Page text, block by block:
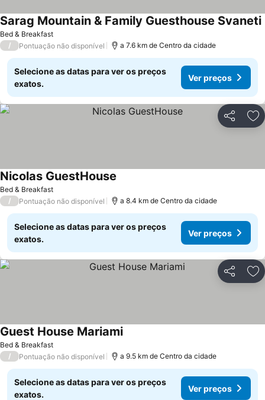
Bed & Breakfast
Sarag Mountain & Family Guesthouse Svaneti
/ Pontuação não disponível a 7.6 km de Centro da cidade
Selecione as datas para ver os preços
exatos.
Ver preços
Partilhar
Bed & Breakfast
Nicolas GuestHouse
/ Pontuação não disponível a 8.4 km de Centro da cidade
Selecione as datas para ver os preços
exatos.
Ver preços
Partilhar
Bed & Breakfast
Guest House MariamiVer preços
/ Pontuação não disponível a 9.5 km de Centro da cidade
Selecione as datas para ver os preços
exatos.
Ver preços